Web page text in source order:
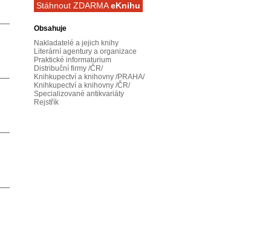
Stáhnout ZDARMAeKnihu
Obsahuje
Nakladatelé a jejich knihy
Literární agentury a organizace
Praktické informaturium
Distribuční firmy /ČR/
Knihkupectví a knihovny /PRAHA/
Knihkupectví a knihovny /ČR/
Specializované antikvariáty
Rejstřík